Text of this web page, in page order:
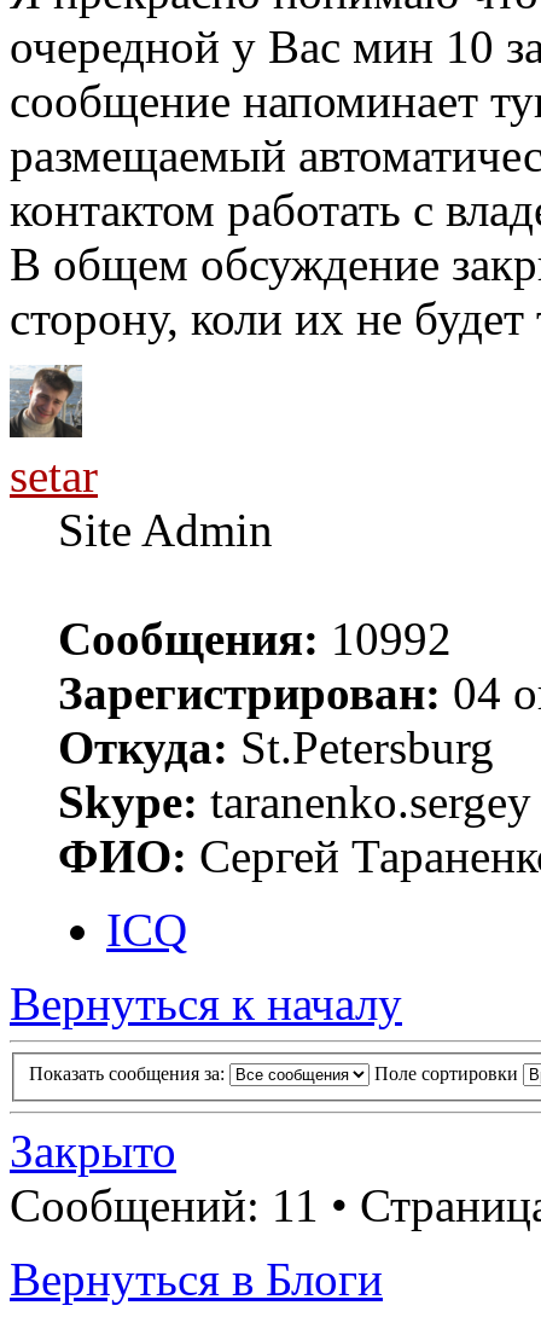
очередной у Вас мин 10
сообщение напоминает
размещаемый
контактом работать с
В общем обсуждение
сторону, коли их не будет
setar
Site Admin
Сообщения: 10992
Зарегистрирован: 04
Откуда: St.Petersburg
Skype: taranenko.sergey
ФИО: Сергей
ICQ
Вернуться к началу
Показать сообщения за: Поле сортировки
Закрыто
Сообщений: 11 •
Вернуться в Блоги